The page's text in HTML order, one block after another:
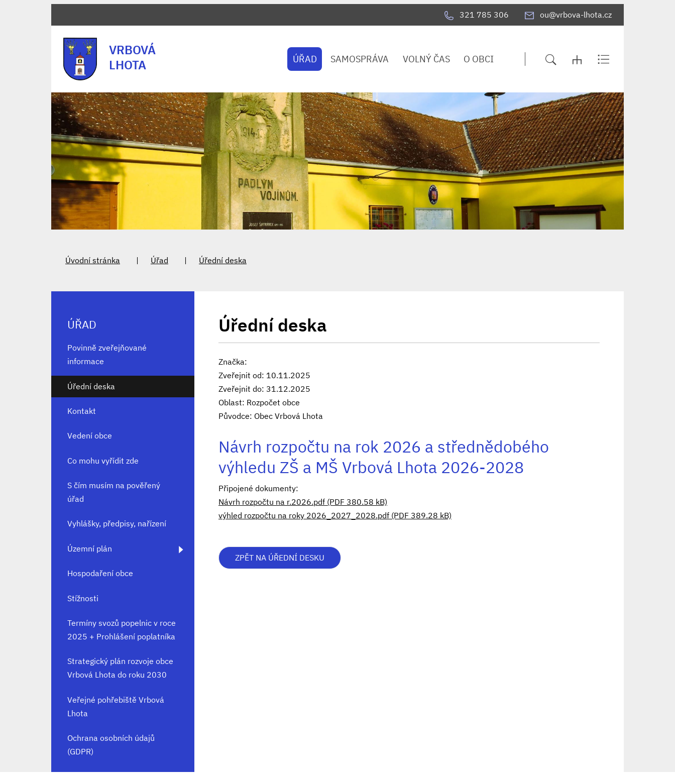
321 785 306 ou@vrbova-lhota.cz
VRBOVÁ
LHOTA
ÚŘAD SAMOSPRÁVA VOLNÝ ČAS O OBCI
Úvodní stránka Úřad Úřední deska
Úřední deska
Značka:
Zveřejnit od: 10.11.2025
Zveřejnit do: 31.12.2025
Oblast: Rozpočet obce
Původce: Obec Vrbová Lhota
Návrh rozpočtu na rok 2026 a střednědobého
výhledu ZŠ a MŠ Vrbová Lhota 2026-2028
Připojené dokumenty:
Návrh rozpočtu na r.2026.pdf (PDF 380.58 kB)
výhled rozpočtu na roky 2026_2027_2028.pdf (PDF 389.28 kB)
ZPĚT NA ÚŘEDNÍ DESKU
ÚŘAD
Povinně zveřejňované
informace
Úřední deska
Kontakt
Vedení obce
Co mohu vyřídit zde
S čím musím na pověřený
úřad
Vyhlášky, předpisy, nařízení
Územní plán
Hospodaření obce
Stížnosti
Termíny svozů popelnic v roce
2025 + Prohlášení poplatníka
Strategický plán rozvoje obce
Vrbová Lhota do roku 2030
Veřejné pohřebiště Vrbová
Lhota
Ochrana osobních údajů
(GDPR)